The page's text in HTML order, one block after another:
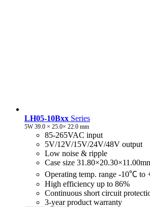
LH05-10Bxx Series
5W 39.0 × 25.0× 22.0 mm
85-265VAC input
5V/12V/15V/24V/48V output
Low noise & ripple
Case size
Operating temp. range -10℃
High efficiency up to 86%
Continuous short circuit
3-year product warranty